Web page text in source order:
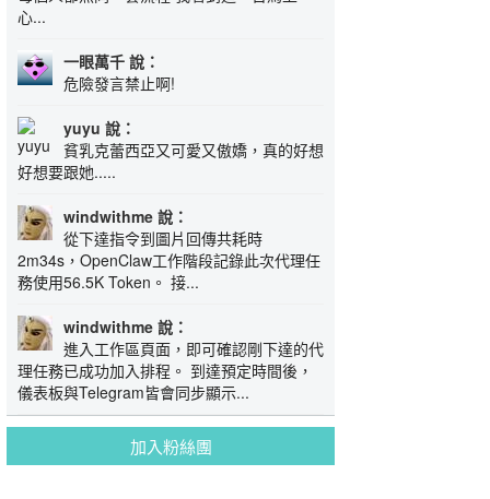
心...
一眼萬千 說：
危險發言禁止啊!
yuyu 說：
貧乳克蕾西亞又可愛又傲嬌，真的好想
好想要跟她.....
windwithme 說：
從下達指令到圖片回傳共耗時
2m34s，OpenClaw工作階段記錄此次代理任
務使用56.5K Token。 接...
windwithme 說：
進入工作區頁面，即可確認剛下達的代
理任務已成功加入排程。 到達預定時間後，
儀表板與Telegram皆會同步顯示...
加入粉絲團